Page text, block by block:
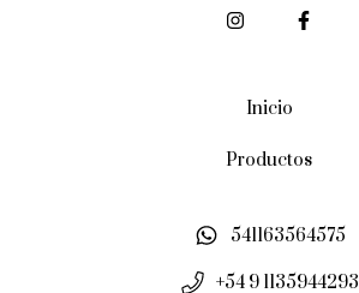
Inicio
Productos
541163564575
+54 9 1135944293